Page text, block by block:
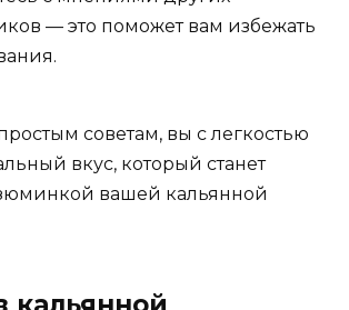
— это поможет вам избежать
советам, вы с легкостью
вкус, который станет
вашей кальянной